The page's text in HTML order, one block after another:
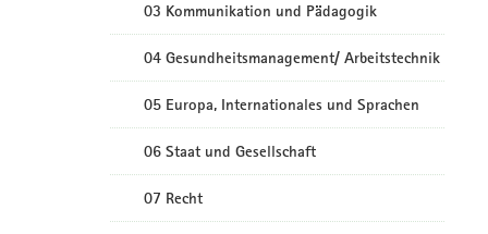
03 Kommunikation und Pädagogik
04 Gesundheitsmanagement/ Arbeitstechnik
05 Europa, Internationales und Sprachen
06 Staat und Gesellschaft
07 Recht